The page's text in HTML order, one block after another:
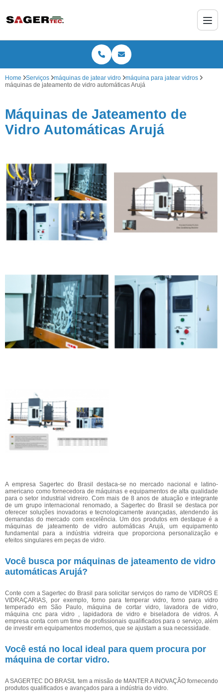
Home Serviços máquinas de jatear vidro
máquina para jatear vidros
máquinas de jateamento de vidro automáticas Arujá
Máquinas de Jateamento de
Vidro Automáticas Arujá
A empresa Sagertec do Brasil destaca-se no mercado nacional e latino-
americano como fornecedora de máquinas e equipamentos de alta qualidade
para o setor industrial vidreiro. Com mais de 8 anos de atuação e integrante
de um grupo internacional renomado, a Sagertec do Brasil se destaca por
oferecer soluções inovadoras e tecnologicamente avançadas, atendendo às
demandas do mercado com excelência. Um dos produtos em destaque é a
máquinas de jateamento de vidro automáticas Arujá, um equipamento
fundamental para a indústria vidreira que proporciona personalização e
efeitos singulares em peças de vidro.
Você busca por máquinas de jateamento de vidro
automáticas Arujá?
Conte com a Sagertec do Brasil para solicitar serviços do ramo de VIDROS E
VIDRAÇARIAS, por exemplo, forno para temperar vidro, forno para vidro
temperado em São Paulo, máquina de cortar vidro, lavadora de vidro,
máquina cnc para vidro , lapidadora de vidro e biseladora de vidros. A
empresa conta com um time de profissionais qualificados para o serviço, além
de investir em equipamentos modernos, que se ajustam a sua necessidade.
Você está no local ideal para quem procura por
máquina de cortar vidro.
A SAGERTEC DO BRASIL tem a missão de MANTER A INOVAÇÃO fornecendo
produtos qualificados e avançados para a indústria do vidro.